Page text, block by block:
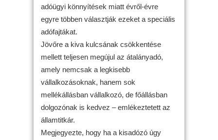
adóügyi könnyítések miatt évről-évre
egyre többen választják ezeket a speciális
adófajtákat.
Jövőre a kiva kulcsának csökkentése
mellett teljesen megújul az átalányadó,
amely nemcsak a legkisebb
vállalkozásoknak, hanem sok
mellékállásban vállalkozó, de főállásban
dolgozónak is kedvez – emlékeztetett az
államtitkár.
Megjegyezte, hogy ha a kisadózó úgy